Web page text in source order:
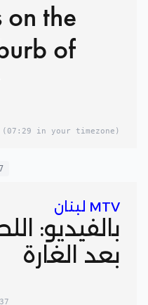
on the
of
(07:29 in your timezone)
MTV لبنان
بالفيديو:
بعد الغارة